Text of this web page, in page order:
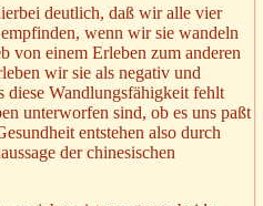
deutlich, daß wir alle vier
wenn wir sie wandeln
von einem Erleben zum anderen
wir sie als negativ und
diese Wandlungsfähigkeit fehlt
unterworfen sind, ob es uns paßt
entstehen also durch
der chinesischen